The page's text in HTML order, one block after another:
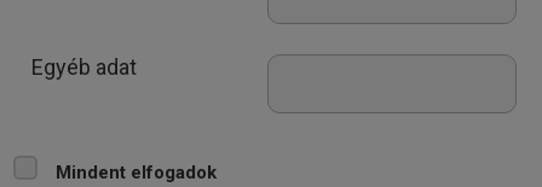
Egyéb adat
Mindent elfogadok